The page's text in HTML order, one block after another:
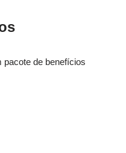
de benefícios